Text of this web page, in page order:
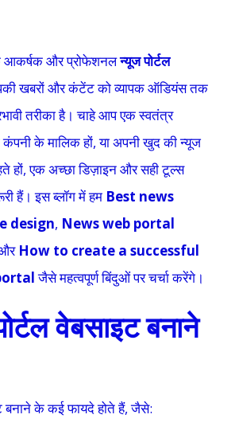
आकर्षक और प्रोफेशनलन्यूज पोर्टल
खबरों और कंटेंट को व्यापक ऑडियंस तक
तरीका है। चाहे आप एक स्वतंत्र
कंपनी के मालिक हों, या अपनी खुद की न्यूज
हों, एक अच्छा डिज़ाइन और सही टूल्स
हैं। इस ब्लॉग में हम Best news
design, News web portal
How to create a successful
जैसे महत्वपूर्ण बिंदुओं पर चर्चा करेंगे।
वेबसाइट बनाने
बनाने के कई फायदे होते हैं, जैसे: